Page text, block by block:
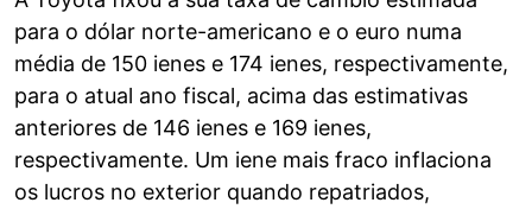
para o dólar norte-americano e o euro numa
média de 150 ienes e 174 ienes, respectivamente,
para o atual ano fiscal, acima das estimativas
anteriores de 146 ienes e 169 ienes,
respectivamente. Um iene mais fraco inflaciona
os lucros no exterior quando repatriados,